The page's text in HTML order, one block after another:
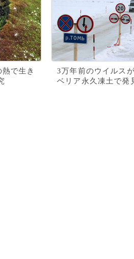
で生き
3万年前のウイルス
ベリア永久凍土で発